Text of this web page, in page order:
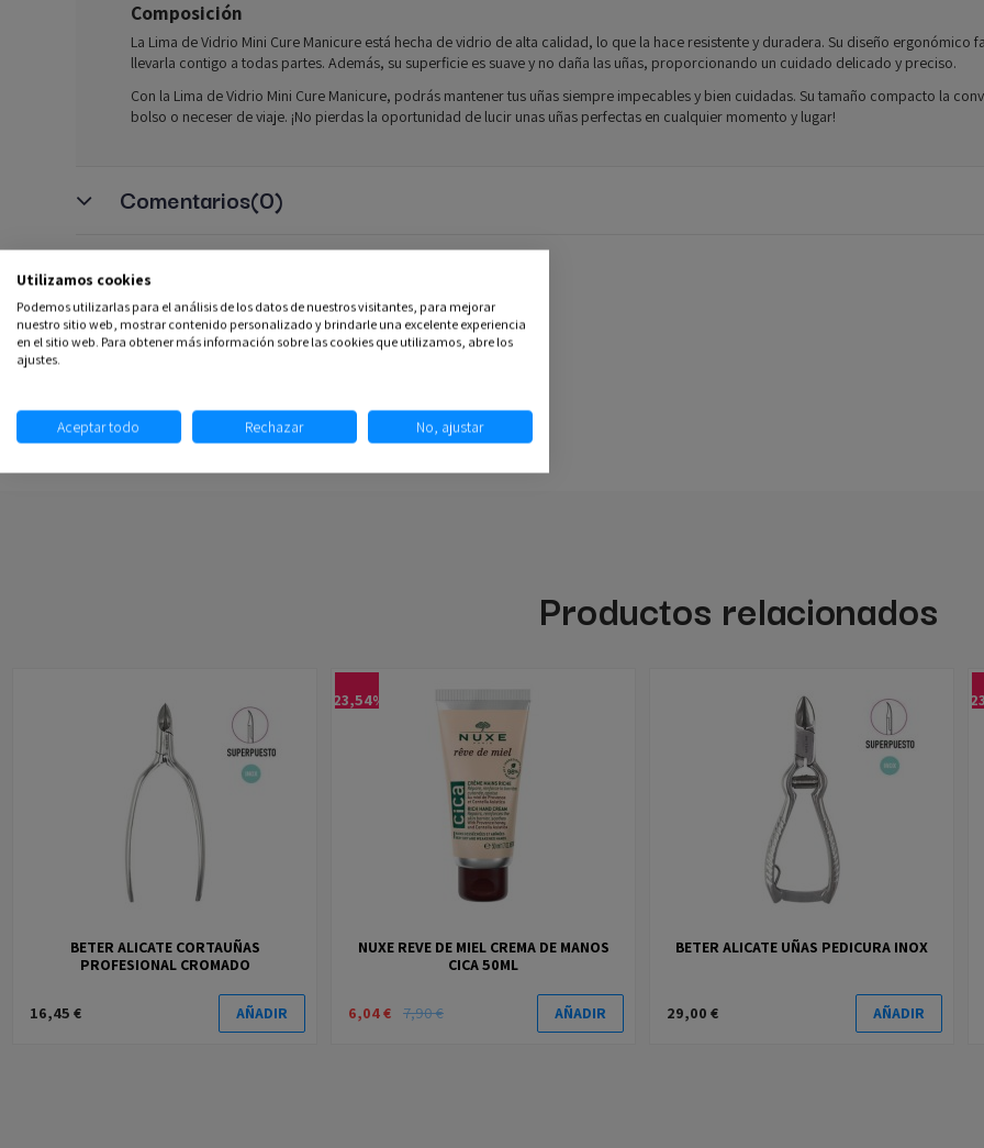
Composición
La Lima de Vidrio Mini Cure Manicure está hecha de vidrio de alta calidad, lo que la hace resistente y duradera. Su diseño ergonómico
llevarla contigo a todas partes. Además, su superficie es suave y no daña las uñas, proporcionando un cuidado delicado y preciso.
Con la Lima de Vidrio Mini Cure Manicure, podrás mantener tus uñas siempre impecables y bien cuidadas. Su tamaño compacto la
bolso o neceser de viaje. ¡No pierdas la oportunidad de lucir unas uñas perfectas en cualquier momento y lugar!
Comentarios(0)
Productos relacionados
BETER ALICATE CORTAUÑAS
PROFESIONAL CROMADO
16,45 € AÑADIR
-23,54%
NUXE REVE DE MIEL CREMA DE MANOS
CICA 50ML
6,04 € 7,90 € AÑADIR
BETER ALICATE UÑAS PEDICURA INOX
29,00 € AÑADIR
-
Utilizamos cookies
Podemos utilizarlas para el análisis de los datos de nuestros visitantes, para mejorar
nuestro sitio web, mostrar contenido personalizado y brindarle una excelente experiencia
en el sitio web. Para obtener más información sobre las cookies que utilizamos, abre los
ajustes.
Aceptar todo Rechazar No, ajustar